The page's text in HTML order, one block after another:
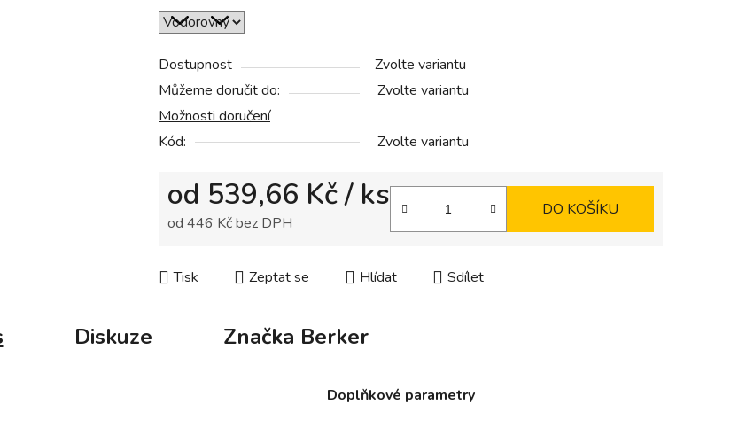
hvězdiček.
Dostupnost
Zvolte variantu
Můžeme doručit do:
Zvolte variantu
Možnosti doručení
Kód:
Zvolte variantu
od 539,66 Kč/ ks
od 446 Kčbez DPH
DO KOŠÍKU
Tisk Zeptat se Hlídat Sdílet
Diskuze Značka Berker
Doplňkové parametry